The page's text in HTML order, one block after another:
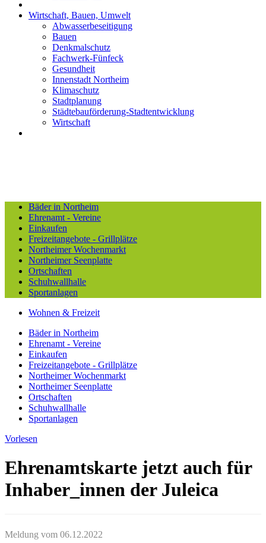
Wirtschaft, Bauen, Umwelt
Abwasserbeseitigung
Bauen
Denkmalschutz
Fachwerk-Fünfeck
Gesundheit
Innenstadt Northeim
Klimaschutz
Stadtplanung
Städtebauförderung-Stadtentwicklung
Wirtschaft
Bäder in Northeim
Ehrenamt - Vereine
Einkaufen
Freizeitangebote - Grillplätze
Northeimer Wochenmarkt
Northeimer Seenplatte
Ortschaften
Schuhwallhalle
Sportanlagen
Wohnen & Freizeit
Bäder in Northeim
Ehrenamt - Vereine
Einkaufen
Freizeitangebote - Grillplätze
Northeimer Wochenmarkt
Northeimer Seenplatte
Ortschaften
Schuhwallhalle
Sportanlagen
Vorlesen
Ehrenamtskarte jetzt auch für
Inhaber_innen der Juleica
Meldung vom 06.12.2022